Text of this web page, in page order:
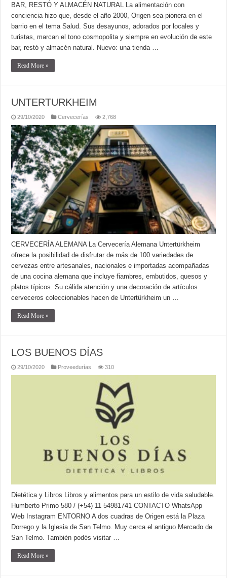
BAR, RESTÓ Y ALMACÉN NATURAL La alimentación con
conciencia hizo que, desde el año 2000, Origen sea pionera en el
barrio en el tema Salud. Sus desayunos, adorados por locales y
turistas, marcan el tono cosmopolita y siempre en evolución de este
bar, restó y almacén natural. Nuevo: una tienda …
Read More »
UNTERTURKHEIM
29/10/2020 Cervecerías 2,768
CERVECERÍA ALEMANA La Cervecería Alemana Untertürkheim
ofrece la posibilidad de disfrutar de más de 100 variedades de
cervezas entre artesanales, nacionales e importadas acompañadas
de una cocina alemana que incluye fiambres, embutidos, quesos y
platos típicos. Su cálida atención y una decoración de artículos
cerveceros coleccionables hacen de Untertürkheim un …
Read More »
LOS BUENOS DÍAS
29/10/2020 Proveedurías 310
Dietética y Libros Libros y alimentos para un estilo de vida saludable.
Humberto Primo 580 / (+54) 11 54981741 CONTACTO WhatsApp
Web Instagram ENTORNO A dos cuadras de Origen está la Plaza
Dorrego y la Iglesia de San Telmo. Muy cerca el antiguo Mercado de
San Telmo. También podés visitar …
Read More »